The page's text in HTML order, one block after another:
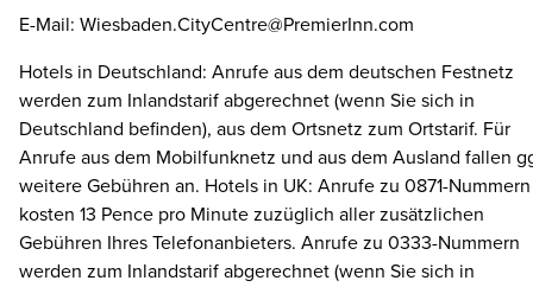
E-Mail: Wiesbaden.CityCentre@PremierInn.com
Hotels in Deutschland: Anrufe aus dem deutschen Festnetz
werden zum Inlandstarif abgerechnet (wenn Sie sich in
Deutschland befinden), aus dem Ortsnetz zum Ortstarif. Für
Anrufe aus dem Mobilfunknetz und aus dem Ausland fallen
weitere Gebühren an. Hotels in UK: Anrufe zu 0871-Nummern
kosten 13 Pence pro Minute zuzüglich aller zusätzlichen
Gebühren Ihres Telefonanbieters. Anrufe zu 0333-Nummern
werden zum Inlandstarif abgerechnet (wenn Sie sich in